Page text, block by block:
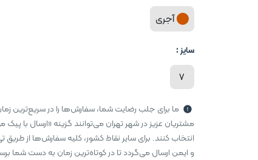
آجری
سایز :
7
ما برای جلب رضایت شما، سفارش‌ها را در سریع‌ترین
مشتریان عزیز در شهر تهران می‌توانند گزینه «ارسال با پیک
انتخاب کنند. برای سایر نقاط کشور، کلیه سفارش‌ها از
و ایمن ارسال می‌گردد تا در کوتاه‌ترین زمان به دست شما